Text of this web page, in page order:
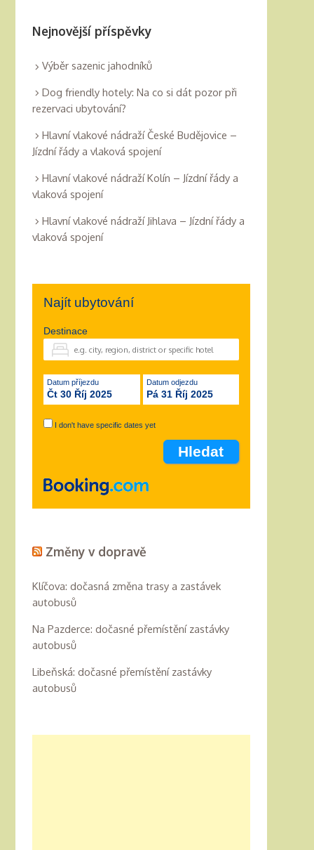
Nejnovější příspěvky
Výběr sazenic jahodníků
Dog friendly hotely: Na co si dát pozor při
rezervaci ubytování?
Hlavní vlakové nádraží České Budějovice –
Jízdní řády a vlaková spojení
Hlavní vlakové nádraží Kolín – Jízdní řády a
vlaková spojení
Hlavní vlakové nádraží Jihlava – Jízdní řády a
vlaková spojení
Najít ubytování
Destinace
Datum příjezdu
Čt 30 Říj 2025
Datum odjezdu
Pá 31 Říj 2025
I don't have specific dates yet
Změny v dopravě
Klíčova: dočasná změna trasy a zastávek
autobusů
Na Pazderce: dočasné přemístění zastávky
autobusů
Libeňská: dočasné přemístění zastávky
autobusů